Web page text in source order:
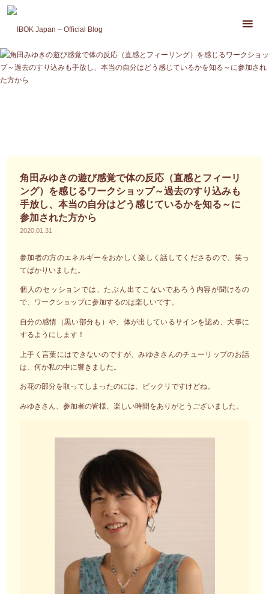
ツ
へ
ス
角田みゆきの遊び感覚で体の反応（直感とフィーリ
ング）を感じるワークショップ～過去のすり込みも
手放し、本当の自分はどう感じているかを知る～に
参加された方から
2020.01.31
参加者の方のエネルギーをおかしく楽しく話してくださるので、笑っ
てばかりいました。
個人のセッションでは、たぶん出てこないであろう内容が聞けるの
で、ワークショップに参加するのは楽しいです。
自分の感情（黒い部分も）や、体が出しているサインを認め、大事に
するようにします！
上手く言葉にはできないのですが、みゆきさんのチューリップのお話
は、何か私の中に響きました。
お花の部分を取ってしまったのには、ビックリですけどね。
みゆきさん、参加者の皆様、楽しい時間をありがとうございました。